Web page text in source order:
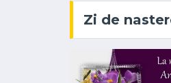
Zi de